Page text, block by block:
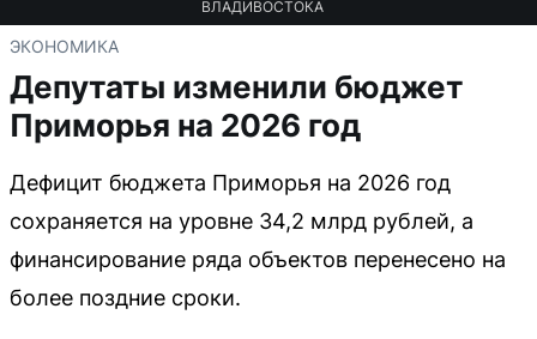
ВЛАДИВОСТОКА
ЭКОНОМИКА
Депутаты изменили бюджет
Приморья на 2026 год
Дефицит бюджета Приморья на 2026 год
сохраняется на уровне 34,2 млрд рублей, а
финансирование ряда объектов перенесено на
более поздние сроки.